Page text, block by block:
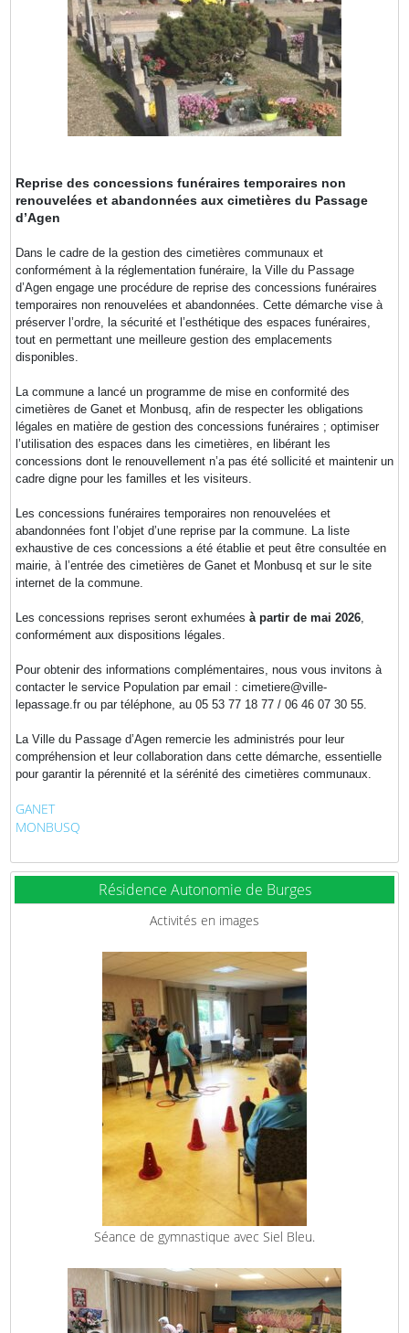
Reprise des concessions funéraires temporaires non
renouvelées et abandonnées aux cimetières du Passage
d’Agen
Dans le cadre de la gestion des cimetières communaux et
conformément à la réglementation funéraire, la Ville du Passage
d’Agen engage une procédure de reprise des concessions funéraires
temporaires non renouvelées et abandonnées. Cette démarche vise à
préserver l’ordre, la sécurité et l’esthétique des espaces funéraires,
tout en permettant une meilleure gestion des emplacements
disponibles.
La commune a lancé un programme de mise en conformité des
cimetières de Ganet et Monbusq, afin de respecter les obligations
légales en matière de gestion des concessions funéraires ; optimiser
l’utilisation des espaces dans les cimetières, en libérant les
concessions dont le renouvellement n’a pas été sollicité et maintenir un
cadre digne pour les familles et les visiteurs.
Les concessions funéraires temporaires non renouvelées et
abandonnées font l’objet d’une reprise par la commune. La liste
exhaustive de ces concessions a été établie et peut être consultée en
mairie, à l’entrée des cimetières de Ganet et Monbusq et sur le site
internet de la commune.
Les concessions reprises seront exhumées à partir de mai 2026
conformément aux dispositions légales.
Pour obtenir des informations complémentaires, nous vous invitons à
contacter le service Population par email : cimetiere@ville-
lepassage.fr ou par téléphone, au 05 53 77 18 77 / 06 46 07 30 55.
La Ville du Passage d’Agen remercie les administrés pour leur
compréhension et leur collaboration dans cette démarche, essentielle
pour garantir la pérennité et la sérénité des cimetières communaux.
GANET
MONBUSQ
Résidence Autonomie de Burges
Activités en images
Séance de gymnastique avec Siel Bleu.